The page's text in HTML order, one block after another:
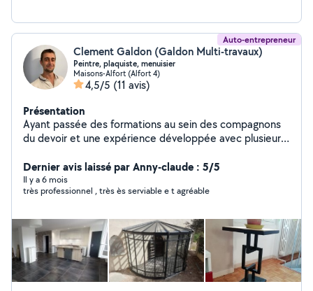
Auto-entrepreneur
Clement Galdon (Galdon Multi-travaux)
Peintre, plaquiste, menuisier
Maisons-Alfort (Alfort 4)
4,5/5 (11 avis)
Présentation
Ayant passée des formations au sein des compagnons
du devoir et une expérience développée avec plusieurs
appartement. Je suis capable de réaliser des chantiers
de manière complète et organisé. Si je ne vous répond
pas sur l'application, vous pouvez me contacter au
Dernier avis laissé par Anny-claude : 5/5
Il y a 6 mois
très professionnel , très ès serviable e t agréable